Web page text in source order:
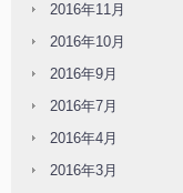
2016年11月
2016年10月
2016年9月
2016年7月
2016年4月
2016年3月